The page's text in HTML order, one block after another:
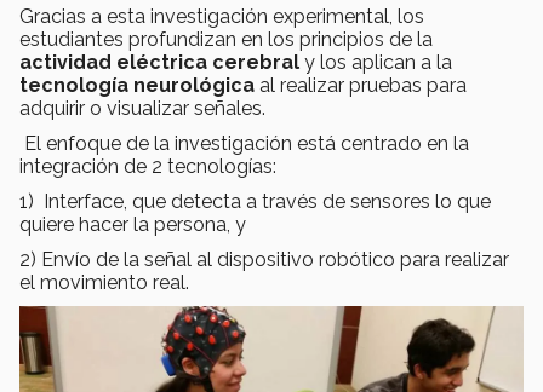
Gracias a esta investigación experimental, los
estudiantes profundizan en los principios de la
actividad eléctrica cerebral y los aplican a la
tecnología neurológica al realizar pruebas para
adquirir o visualizar señales.
El enfoque de la investigación está centrado en la
integración de 2 tecnologías:
1) Interface, que detecta a través de sensores lo que
quiere hacer la persona, y
2) Envío de la señal al dispositivo robótico para realizar
el movimiento real.